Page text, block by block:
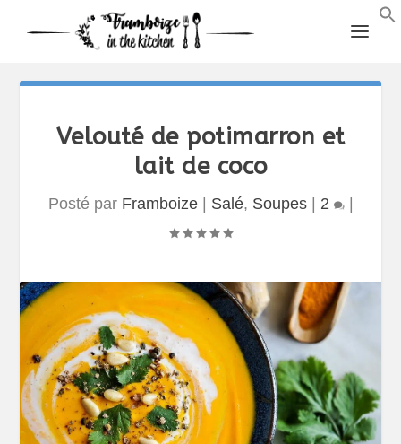
Velouté de potimarron et
lait de coco
Posté par Framboize| Salé, Soupes| 2 |